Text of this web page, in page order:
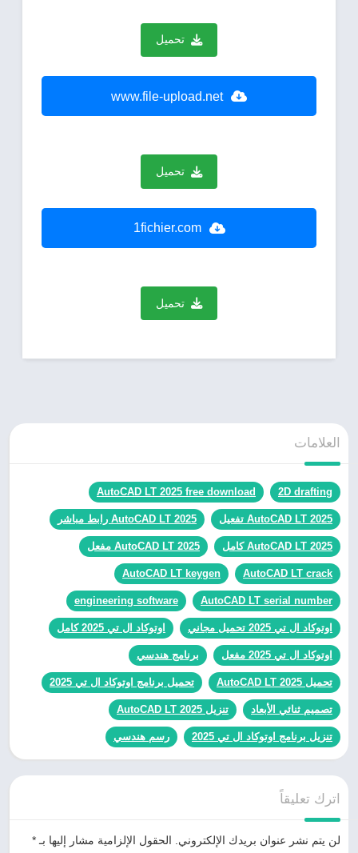
تحميل
www.file-upload.net
تحميل
1fichier.com
تحميل
العلامات
2D drafting
AutoCAD LT 2025 free download
AutoCAD LT 2025 تفعيل AutoCAD LT 2025 رابط مباشر
AutoCAD LT 2025 كامل AutoCAD LT 2025 مفعل
AutoCAD LT crack
AutoCAD LT keygen
AutoCAD LT serial number
engineering software
اوتوكاد ال تي 2025 تحميل مجاني اوتوكاد ال تي 2025 كامل
اوتوكاد ال تي 2025 مفعل برنامج هندسي
تحميل AutoCAD LT 2025 تحميل برنامج اوتوكاد ال تي 2025
تصميم ثنائي الأبعاد تنزيل AutoCAD LT 2025
تنزيل برنامج اوتوكاد ال تي 2025 رسم هندسي
اترك تعليقاً
لن يتم نشر عنوان بريدك الإلكتروني. الحقول الإلزامية مشار إليها بـ*